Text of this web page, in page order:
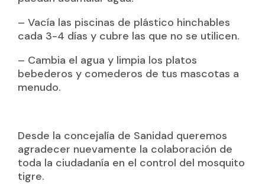
– Vacía las piscinas de plástico hinchables
cada 3-4 días y cubre las que no se utilicen.
– Cambia el agua y limpia los platos
bebederos y comederos de tus mascotas a
menudo.
Desde la concejalía de Sanidad queremos
agradecer nuevamente la colaboración de
toda la ciudadanía en el control del mosquito
tigre.